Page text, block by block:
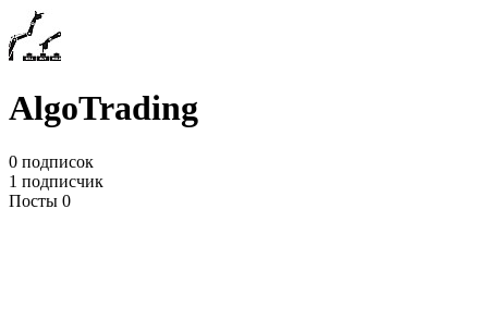
AlgoTrading
0 подписок
1 подписчик
Посты 0